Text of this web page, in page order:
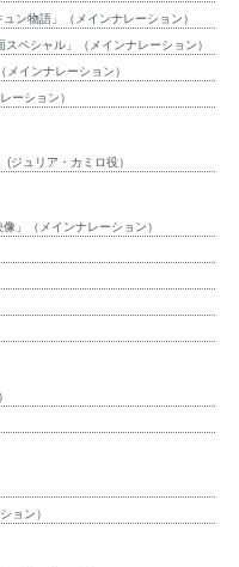
ン物語」（メインナレーション）
ペシャル」（メインナレーション）
インナレーション）
ーション）
ジュリア・カミロ役）
」（メインナレーション）
ョン）